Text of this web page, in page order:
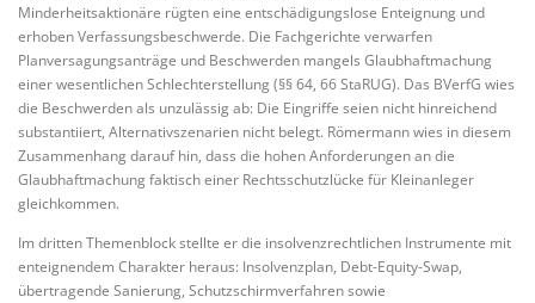
Minderheitsaktionäre rügten eine entschädigungslose Enteignung und
erhoben Verfassungsbeschwerde. Die Fachgerichte verwarfen
Planversagungsanträge und Beschwerden mangels Glaubhaftmachung
einer wesentlichen Schlechterstellung (§§ 64, 66 StaRUG). Das BVerfG wies
die Beschwerden als unzulässig ab: Die Eingriffe seien nicht hinreichend
substantiiert, Alternativszenarien nicht belegt. Römermann wies in diesem
Zusammenhang darauf hin, dass die hohen Anforderungen an die
Glaubhaftmachung faktisch einer Rechtsschutzlücke für Kleinanleger
gleichkommen.
Im dritten Themenblock stellte er die insolvenzrechtlichen Instrumente mit
enteignendem Charakter heraus: Insolvenzplan, Debt-Equity-Swap,
übertragende Sanierung, Schutzschirmverfahren sowie